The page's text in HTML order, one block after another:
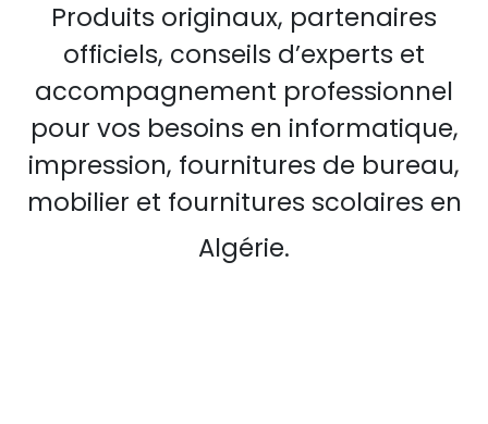
Produits originaux, partenaires
officiels, conseils d’experts et
accompagnement professionnel
pour vos besoins en informatique,
impression, fournitures de bureau,
mobilier et fournitures scolaires en
Algérie.